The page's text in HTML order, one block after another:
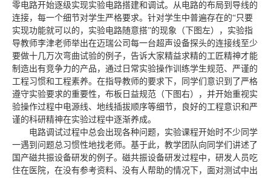
零电路开始逐级实现实验电路搭建和调试。从电路的布局到导线的
连接，每一个细节对学生严格要求。针对学生中普遍存在的“只要
实现功能就可以的，实验电路随意搭”的现象（下图左），实验指
导教师李津老师举出在迈瑞公司每一台超声设备探头的连接线至少
要做十几万次弯曲试验的例子，告诉大家精益求精的工匠精神才能
制造出有竞争力的产品，通过日常实验操作训练学生规范、严谨的
工程习惯和工程素养。在指导教师的要求下，同学们意识到了严格
遵守实验要求的重要性，布板日益规范（下图右），并开始重视实
验操作过程中电源线、地线插拔顺序等细节，良好的工程意识和严
谨的科研精神在实验过程中逐渐养成。
电路调试过程中总会出现各种问题，实验课程开始时不少同学
一遇到问题总习惯性地找老师。基于此，教学团队向同学们讲述了
国产磁共振设备研发的例子。磁共振设备研发过程中，研发人员吃
住在医院，在没有参考资料、没有人帮助的情况下，面对测试中出